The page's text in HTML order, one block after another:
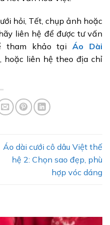
hỏi, Tết, chụp ảnh hoặc
liên hệ để được tư vấn
tham khảo tạiÁo Dài
, hoặc liên hệ theo địa chỉ
Áo dài cưới cô dâu Việt thế
hệ 2: Chọn sao đẹp, phù
hợp vóc dáng